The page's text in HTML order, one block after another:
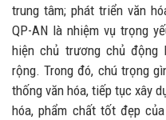
trung tâm; phát triển văn
QP-AN là nhiệm vụ trọng
hiện chủ trương chủ động
rộng. Trong đó, chú trọng
thống văn hóa, tiếp tục xây
hóa, phẩm chất tốt đẹp